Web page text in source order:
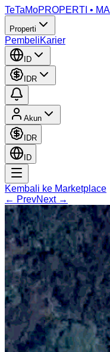
TeTaMoPROPERTI •
Properti
PembeliKarier
ID
IDR
Akun
IDR
ID
Kembali ke Marketplace
← PrevNext →